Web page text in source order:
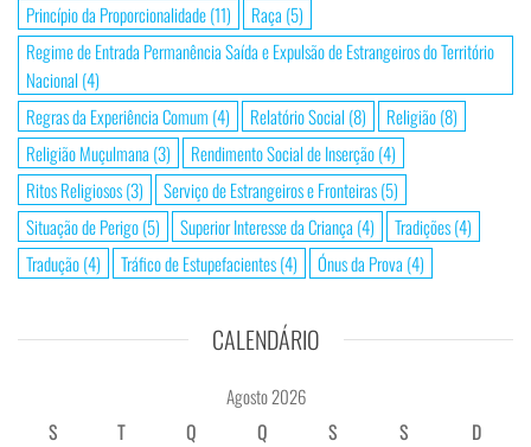
Princípio da Proporcionalidade(11) Raça (5)
Regime de Entrada Permanência Saída e Expulsão de Estrangeiros do Território
Nacional (4)
Regras da Experiência Comum (4) Relatório Social (8) Religião(8)
Religião Muçulmana (3) Rendimento Social de Inserção(4)
Ritos Religiosos(3) Serviço de Estrangeiros e Fronteiras(5)
Situação de Perigo(5) Superior Interesse da Criança (4) Tradições(4)
Tradução(4) Tráfico de Estupefacientes(4) Ónus da Prova (4)
CALENDÁRIO
Agosto 2026
S
T Q Q S S
D